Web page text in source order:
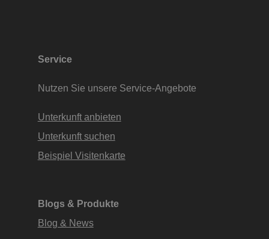
Service
Nutzen Sie unsere Service-Angebote
Unterkunft anbieten
Unterkunft suchen
Beispiel Visitenkarte
Blogs & Produkte
Blog & News